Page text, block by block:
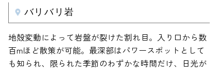
バリバリ岩
地殻変動によって岩盤が裂けた割れ目。入り口から数
百mほど散策が可能。最深部はパワースポットとして
も知られ、限られた季節のわずかな時間だけ、日光が